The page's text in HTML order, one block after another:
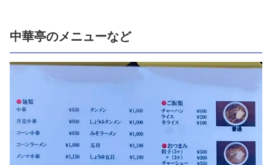
中華亭のメニューなど